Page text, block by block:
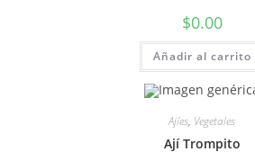
$0.00
Añadir al carrito
Ajíes, Vegetales
Ají Trompito